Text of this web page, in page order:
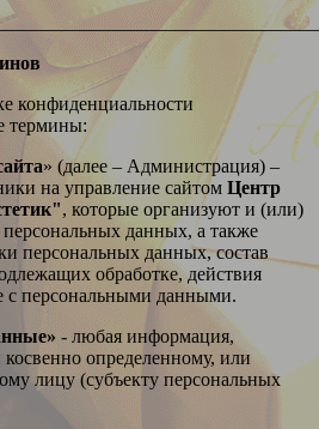
конфиденциальности
термины:
» (далее – Администрация) –
на управление сайтом Центр
, которые организуют и (или)
данных, а также
персональных данных, состав
обработке, действия
с персональными данными.
- любая информация,
определенному, или
лицу (субъекту персональных